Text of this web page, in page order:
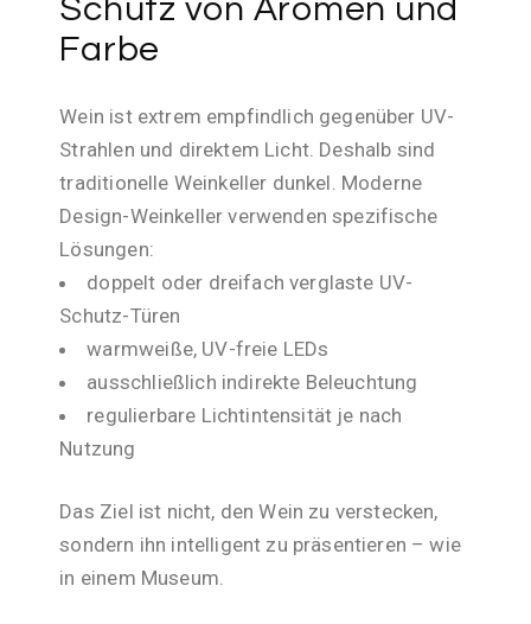
Schutz von Aromen und
Farbe
Wein ist extrem empfindlich gegenüber UV-
Strahlen und direktem Licht. Deshalb sind
traditionelle Weinkeller dunkel. Moderne
Design-Weinkeller verwenden spezifische
Lösungen:
doppelt oder dreifach verglaste UV-
Schutz-Türen
warmweiße, UV-freie LEDs
ausschließlich indirekte Beleuchtung
regulierbare Lichtintensität je nach
Nutzung
Das Ziel ist nicht, den Wein zu verstecken,
sondern ihn intelligent zu präsentieren – wie
in einem Museum.